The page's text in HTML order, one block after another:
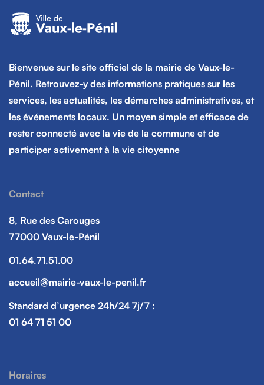
Bienvenue sur le site officiel de la mairie de Vaux-le-
Pénil. Retrouvez-y des informations pratiques sur les
services, les actualités, les démarches administratives, et
les événements locaux. Un moyen simple et efficace de
rester connecté avec la vie de la commune et de
participer activement à la vie citoyenne
Contact
8, Rue des Carouges
77000 Vaux-le-Pénil
01.64.71.51.00
accueil@mairie-vaux-le-penil.fr
Standard d’urgence 24h/24 7j/7 :
01 64 71 51 00
Horaires